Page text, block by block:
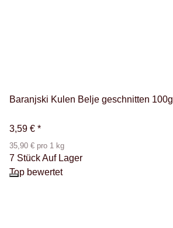
Baranjski Kulen Belje geschnitten 100g
3,59 € *
35,90 € pro 1 kg
7 Stück Auf Lager
Top bewertet